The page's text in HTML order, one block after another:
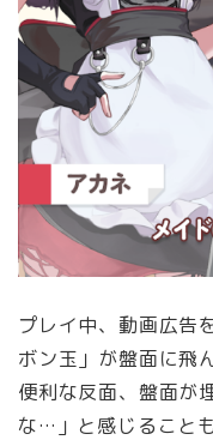
プレイ中、動画広告
ボン玉」が盤面に飛
便利な反面、盤面が
な…」と感じること